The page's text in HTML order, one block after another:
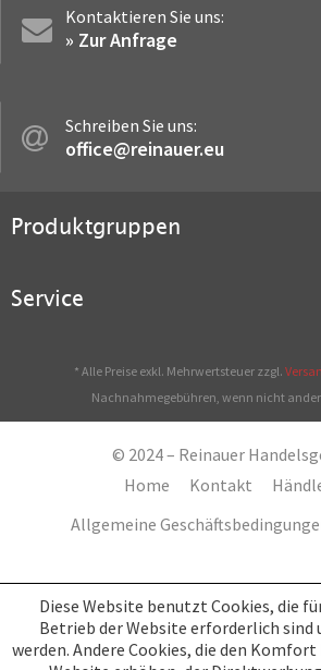
Kontaktieren Sie uns:
» Zur Anfrage
Schreiben Sie uns:
office@reinauer.eu
Produktgruppen
Service
* Alle Preise exkl. Mehrwertsteuer zzgl.
Nachnahmegebühren, wenn nicht
© 2024 – Reinauer
Home
Kontakt
Allgemeine
Diese Website benutzt Cookies, die
Betrieb der Website erforderlich sind
werden. Andere Cookies, die den